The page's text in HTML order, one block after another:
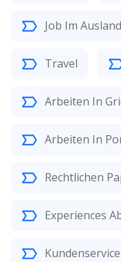
Job Im Ausland
Travel
Arbeiten In
Arbeiten In
Rechtlichen
Experiences